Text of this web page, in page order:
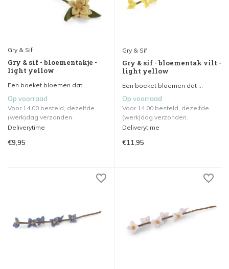
Gry & Sif
Gry & sif - bloementakje -
light yellow
Een boeket bloemen dat ...
Op voorraad
Voor 14.00 besteld, dezelfde
(werk)dag verzonden.
Deliverytime
€9,95
Gry & Sif
Gry & sif - bloementak vilt -
light yellow
Een boeket bloemen dat ...
Op voorraad
Voor 14.00 besteld, dezelfde
(werk)dag verzonden.
Deliverytime
€11,95